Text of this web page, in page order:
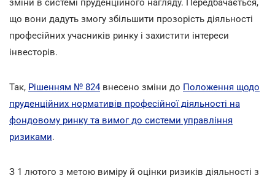
зміни в системі пруденційного нагляду. Передбачається,
що вони дадуть змогу збільшити прозорість діяльності
професійних учасників ринку і захистити інтереси
інвесторів.
Так, Рішенням № 824внесено зміни до Положення щодо
пруденційних нормативів професійної діяльності на
фондовому ринку та вимог до системи управління
ризиками.
З 1 лютого з метою виміру й оцінки ризиків діяльності з